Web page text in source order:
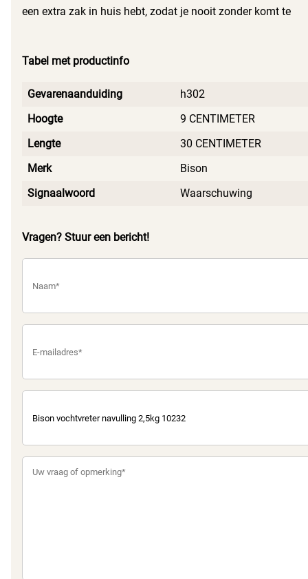
een extra zak in huis hebt, zodat je nooit zonder komt te
Tabel met productinfo
Gevarenaanduiding
h302
Hoogte
9 CENTIMETER
Lengte
30 CENTIMETER
Merk
Bison
Signaalwoord
Waarschuwing
Vragen? Stuur een bericht!